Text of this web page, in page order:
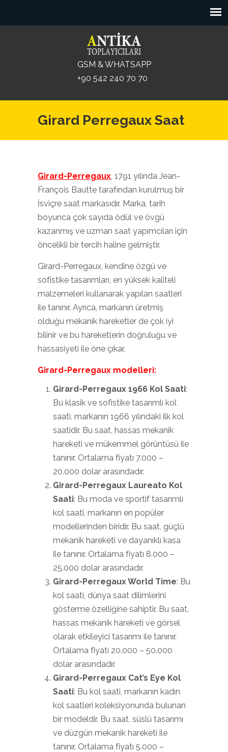
GSM & WHATSAPP
+90 542 240 70 70
Girard Perregaux Saat
Girard-Perregaux, 1791 yılında Jean-
François Bautte tarafından kurulmuş bir
İsviçre saat markasıdır. Marka, tarih
boyunca çok sayıda ödül ve övgü
kazanmış ve uzman saat yapımcıları için
öncelikli bir tercih haline gelmiştir.
Girard-Perregaux, kendine özgü ve
sofistike tasarımları, en yüksek kaliteli
malzemeleri kullanarak yapılan saatleri
ile tanınır. Ayrıca, markanın üretmiş
olduğu mekanik hareketler de çok iyi
bilinir ve bu hareketlerin doğruluğu ve
hassasiyeti ile öne çıkar.
Girard-Perregaux modelleri:
Girard-Perregaux 1966 Kol Saati:
Bu klasik ve sofistike tasarımlı kol
saati, markanın 1966 yılındaki ilk kol
saatidir. Bu saat, hassas mekanik
hareketi ve mükemmel görüntüsü ile
tanınır. Ortalama fiyatı 7.000 –
20.000 dolar arasındadır.
Girard-Perregaux Laureato Kol
Saati: Bu moda ve sportif tasarımlı
kol saati, markanın en popüler
modellerinden biridir. Bu saat, güçlü
mekanik hareketi ve dayanıklı kasa
ile tanınır. Ortalama fiyatı 8.000 –
25.000 dolar arasındadır.
Girard-Perregaux World Time: Bu
kol saati, dünya saat dilimlerini
gösterme özelliğine sahiptir. Bu saat,
hassas mekanik hareketi ve görsel
olarak etkileyici tasarımı ile tanınır.
Ortalama fiyatı 20.000 – 50.000
dolar arasındadır.
Girard-Perregaux Cat’s Eye Kol
Saati: Bu kol saati, markanın kadın
kol saatleri koleksiyonunda bulunan
bir modeldir. Bu saat, süslü tasarımı
ve düzgün mekanik hareketi ile
tanınır. Ortalama fiyatı 5.000 –